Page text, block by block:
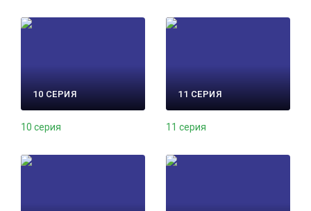
10 СЕРИЯ
10 серия
11 СЕРИЯ
11 серия